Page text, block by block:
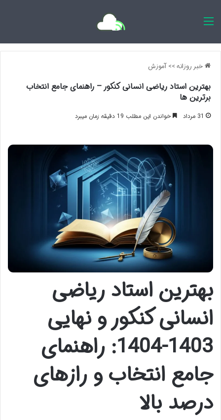
خبر روزانه>>آموزش
بهترین استاد ریاضی انسانی کنکور – راهنمای جامع انتخاب
برترین ها
31 مرداد خواندن این مطلب 19 دقیقه زمان میبرد
بهترین استاد ریاضی
انسانی کنکور و نهایی
1403-1404: راهنمای
جامع انتخاب و رازهای
درصد بالا